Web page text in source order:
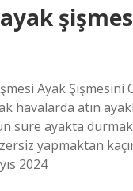
Ayak Şişmesini
havalarda atın
süre ayakta
yapmaktan
2024